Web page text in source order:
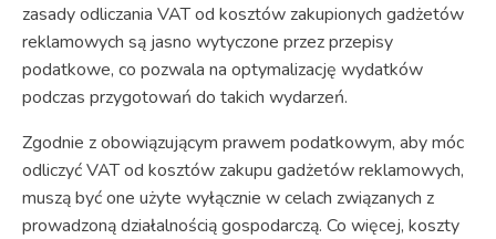
zasady odliczania VAT od kosztów zakupionych gadżetów
reklamowych są jasno wytyczone przez przepisy
podatkowe, co pozwala na optymalizację wydatków
podczas przygotowań do takich wydarzeń.
Zgodnie z obowiązującym prawem podatkowym, aby móc
odliczyć VAT od kosztów zakupu gadżetów reklamowych,
muszą być one użyte wyłącznie w celach związanych z
prowadzoną działalnością gospodarczą. Co więcej, koszty